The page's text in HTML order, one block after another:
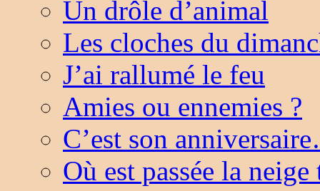
Un drôle d’animal
Les cloches du
J’ai rallumé le feu
Amies ou ennemies ?
C’est son
Où est passée la